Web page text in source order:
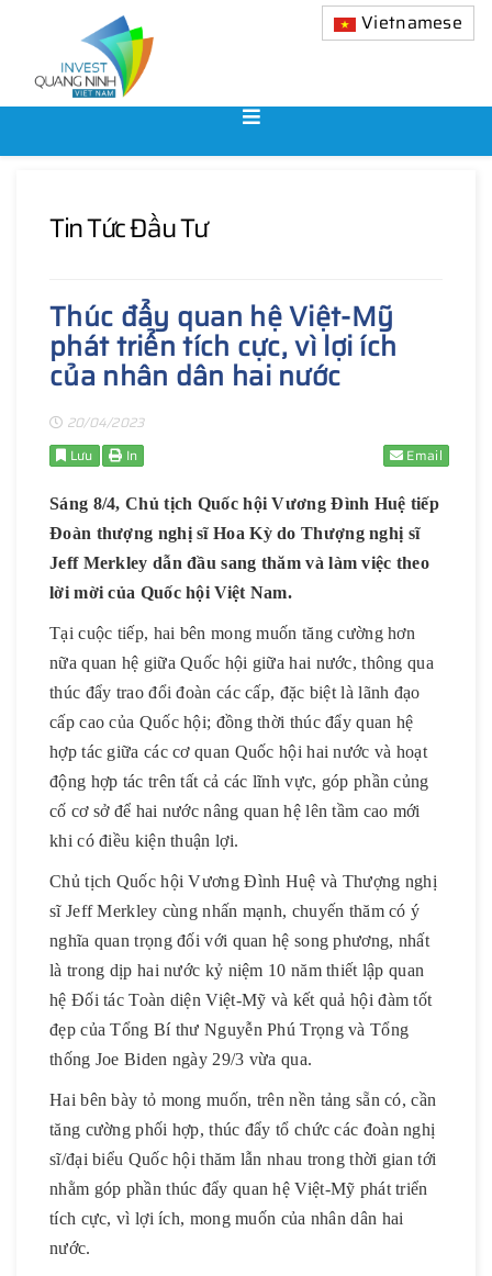
Vietnamese
Tin Tức Đầu Tư
Thúc đẩy quan hệ Việt-Mỹ
phát triển tích cực, vì lợi ích
của nhân dân hai nước
20/04/2023
Lưu
In Email
Sáng 8/4, Chủ tịch Quốc hội Vương Đình Huệ tiếp
Đoàn thượng nghị sĩ Hoa Kỳ do Thượng nghị sĩ
Jeff Merkley dẫn đầu sang thăm và làm việc theo
lời mời của Quốc hội Việt Nam.
Tại cuộc tiếp, hai bên mong muốn tăng cường hơn
nữa quan hệ giữa Quốc hội giữa hai nước, thông qua
thúc đẩy trao đổi đoàn các cấp, đặc biệt là lãnh đạo
cấp cao của Quốc hội; đồng thời thúc đẩy quan hệ
hợp tác giữa các cơ quan Quốc hội hai nước và hoạt
động hợp tác trên tất cả các lĩnh vực, góp phần củng
cố cơ sở để hai nước nâng quan hệ lên tầm cao mới
khi có điều kiện thuận lợi.
Chủ tịch Quốc hội Vương Đình Huệ và Thượng nghị
sĩ Jeff Merkley cùng nhấn mạnh, chuyến thăm có ý
nghĩa quan trọng đối với quan hệ song phương, nhất
là trong dịp hai nước kỷ niệm 10 năm thiết lập quan
hệ Đối tác Toàn diện Việt-Mỹ và kết quả hội đàm tốt
đẹp của Tổng Bí thư Nguyễn Phú Trọng và Tổng
thống Joe Biden ngày 29/3 vừa qua.
Hai bên bày tỏ mong muốn, trên nền tảng sẵn có, cần
tăng cường phối hợp, thúc đẩy tổ chức các đoàn nghị
sĩ/đại biểu Quốc hội thăm lẫn nhau trong thời gian tới
nhằm góp phần thúc đẩy quan hệ Việt-Mỹ phát triển
tích cực, vì lợi ích, mong muốn của nhân dân hai
nước.